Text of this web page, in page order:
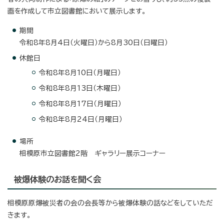
画を作成して市立図書館において展示します。
期間
令和8年8月4日（火曜日）から8月30日（日曜日）
休館日
令和8年8月10日（月曜日）
令和8年8月13日（木曜日）
令和8年8月17日（月曜日）
令和8年8月24日（月曜日）
場所
相模原市立図書館2階 ギャラリー展示コーナー
被爆体験のお話を聞く会
相模原原爆被災者の会の会長等から被爆体験の話などをしていただ
きます。